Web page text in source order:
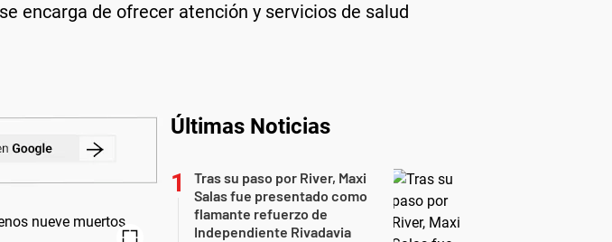
encarga de ofrecer atención y servicios de salud
Últimas Noticias
Tras su paso por River, Maxi
Salas fue presentado como
flamante refuerzo de
Independiente Rivadavia